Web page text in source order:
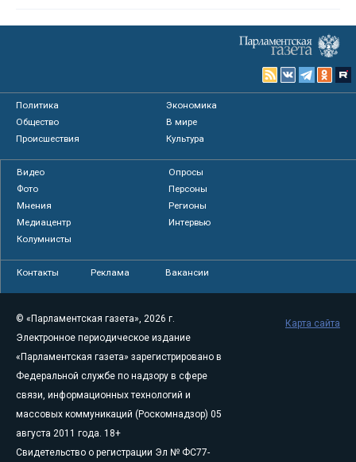
Политика
Экономика
Общество
В мире
Происшествия
Культура
Видео
Опросы
Фото
Персоны
Мнения
Регионы
Медиацентр
Интервью
Колумнисты
Контакты Реклама Вакансии
© «Парламентская газета», 2026 г.
Электронное периодическое издание
«Парламентская газета» зарегистрировано в
Федеральной службе по надзору в сфере
связи, информационных технологий и
массовых коммуникаций (Роскомнадзор) 05
августа 2011 года. 18+
Свидетельство о регистрации Эл № ФС77-
Карта сайта